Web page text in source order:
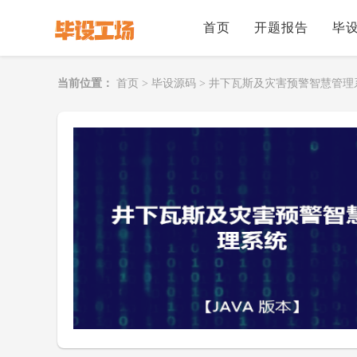
首页 开题报告 毕
当前位置： 首页 > 毕设源码 > 井下瓦斯及灾害预警智慧管理